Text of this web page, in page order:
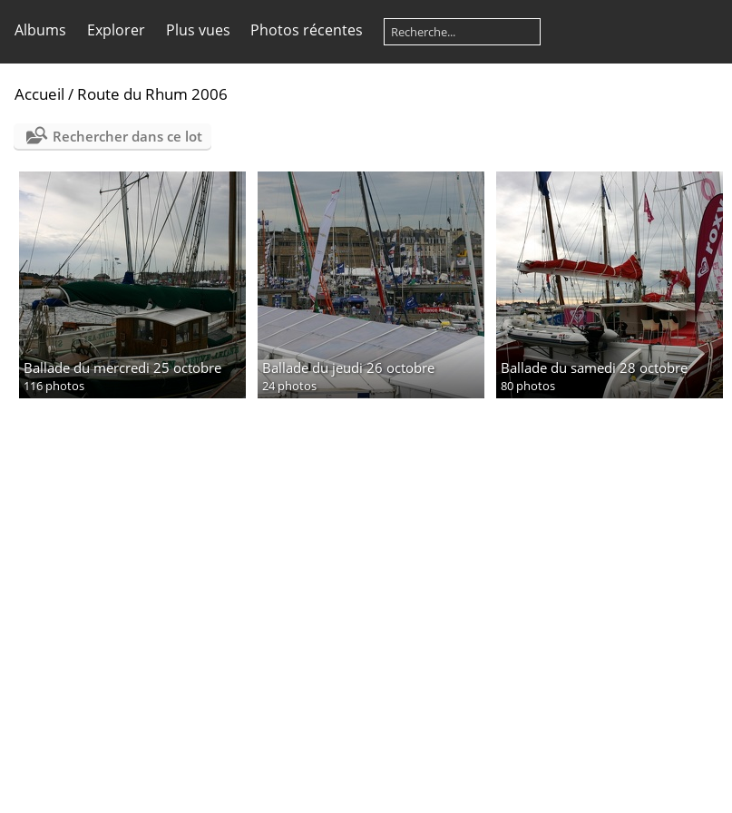
Albums Explorer Plus vues Photos récentes
Accueil / Route du Rhum 2006
Rechercher dans ce lot
Ballade du mercredi 25 octobre
116 photos
Ballade du jeudi 26 octobre
24 photos
Ballade du samedi 28 octobre
80 photos